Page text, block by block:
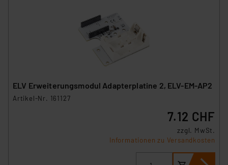
ELV Erweiterungsmodul Adapterplatine 2, ELV-EM-AP2
Artikel-Nr. 161127
7.12 CHF
zzgl. MwSt.
Informationen zu Versandkosten